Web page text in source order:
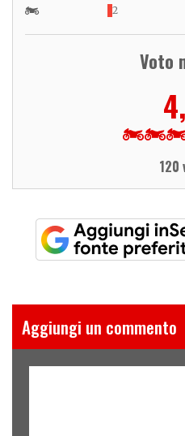
2
Voto
120
Aggiungi un commento